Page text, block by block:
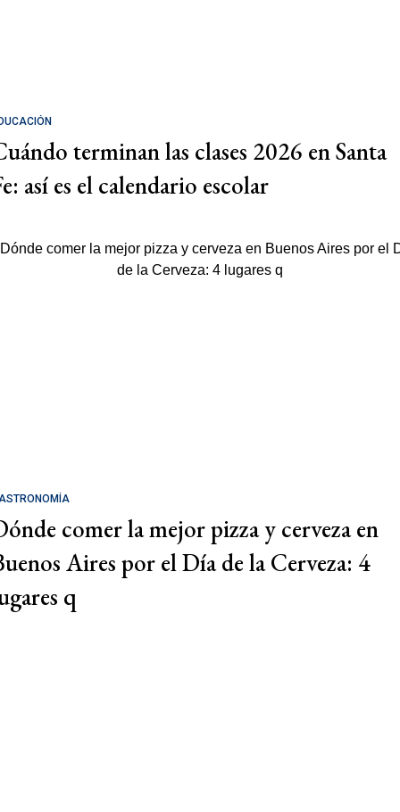
terminan las clases 2026 en Santa
así es el calendario escolar
comer la mejor pizza y cerveza en
Aires por el Día de la Cerveza: 4
q